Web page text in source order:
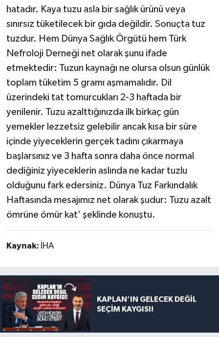
hatadır. Kaya tuzu asla bir sağlık ürünü veya
sınırsız tüketilecek bir gıda değildir. Sonuçta tuz
tuzdur. Hem Dünya Sağlık Örgütü hem Türk
Nefroloji Derneği net olarak şunu ifade
etmektedir: Tuzun kaynağı ne olursa olsun günlük
toplam tüketim 5 gramı aşmamalıdır. Dil
üzerindeki tat tomurcukları 2-3 haftada bir
yenilenir. Tuzu azalttığınızda ilk birkaç gün
yemekler lezzetsiz gelebilir ancak kısa bir süre
içinde yiyeceklerin gerçek tadını çıkarmaya
başlarsınız ve 3 hafta sonra daha önce normal
dediğiniz yiyeceklerin aslında ne kadar tuzlu
olduğunu fark edersiniz. Dünya Tuz Farkındalık
Haftasında mesajımız net olarak şudur: Tuzu azalt
ömrüne ömür kat' şeklinde konuştu.
Kaynak: İHA
KAPLAN’IN GELECEK DEĞİL
SEÇİM KAYGISI!